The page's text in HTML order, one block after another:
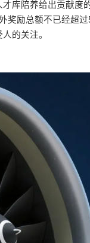
库陪养给出贡献度
奖励总额不已经超过
的关注。